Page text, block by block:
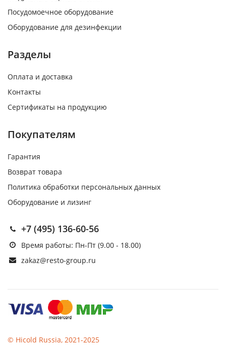
Посудомоечное оборудование
Оборудование для дезинфекции
Разделы
Оплата и доставка
Контакты
Сертификаты на продукцию
Покупателям
Гарантия
Возврат товара
Политика обработки персональных данных
Оборудование и лизинг
+7 (495) 136-60-56
Время работы: Пн-Пт (9.00 - 18.00)
zakaz@resto-group.ru
© Hicold Russia, 2021-2025